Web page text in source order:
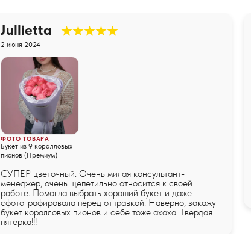
Jullietta
2 июня 2024
ФОТО ТОВАРА
Букет из 9 коралловых
пионов (Премиум)
СУПЕР цветочный. Очень милая консультант-
менеджер, очень щепетильно относится к своей
работе. Помогла выбрать хороший букет и даже
сфотографировала перед отправкой. Наверно, закажу
букет коралловых пионов и себе тоже ахаха. Твердая
пятерка!!!